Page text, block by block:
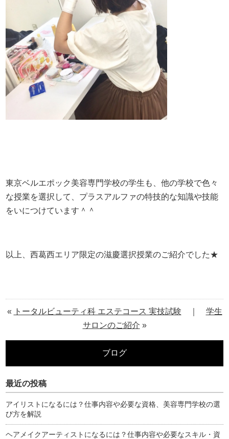
東京ベルエポック美容専門学校の学生も、他の学校で色々
な授業を選択して、プラスアルファの特技的な知識や技能
をいにつけています＾＾
以上、西葛西エリア限定の滋慶選択授業のご紹介でした★
« トータルビューティ科 エステコース 実技試験
学生
サロンのご紹介 »
ブログ
最近の投稿
アイリストになるには？仕事内容や必要な資格、美容専門学校の選
び方を解説
ヘアメイクアーティストになるには？仕事内容や必要なスキル・資